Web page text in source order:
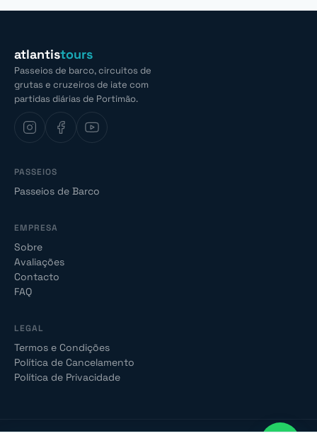
atlantistours
Passeios de barco, circuitos de
grutas e cruzeiros de iate com
partidas diárias de Portimão.
PASSEIOS
Passeios de Barco
EMPRESA
Sobre
Avaliações
Contacto
FAQ
LEGAL
Termos e Condições
Política de Cancelamento
Política de Privacidade